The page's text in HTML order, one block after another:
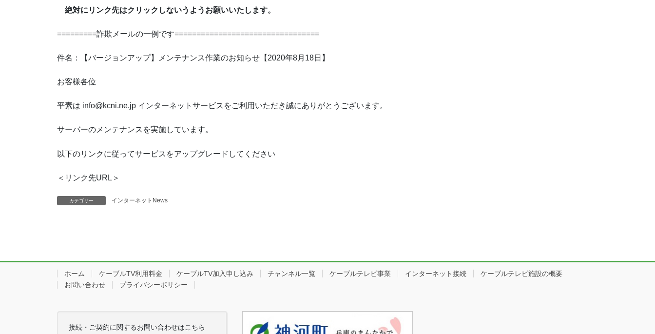
絶対にリンク先はクリックしないうようお願いいたします。
=========詐欺メールの一例です=================================
件名：【バージョンアップ】メンテナンス作業のお知らせ【2020年8月18日】
お客様各位
平素は info@kcni.ne.jp インターネットサービスをご利用いただき誠にありがとうございます。
サーバーのメンテナンスを実施しています。
以下のリンクに従ってサービスをアップグレードしてください
＜リンク先URL＞
カテゴリー インターネットNews
ホーム ケーブルTV利用料金 ケーブルTV加入申し込み チャンネル一覧 ケーブルテレビ事業 インターネット接続
ケーブルテレビ施設の概要
お問い合わせ
プライバシーポリシー
接続・ご契約に関するお問い合わせはこちら